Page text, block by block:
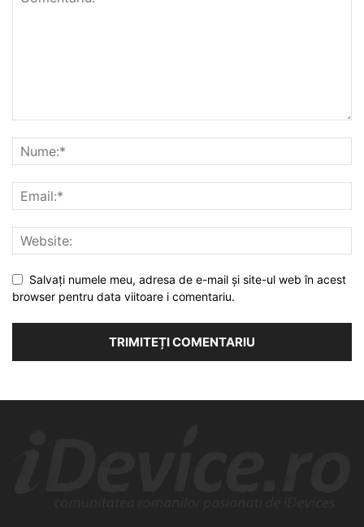
Salvați numele meu, adresa de e-mail și site-ul web în acest
browser pentru data viitoare i comentariu.